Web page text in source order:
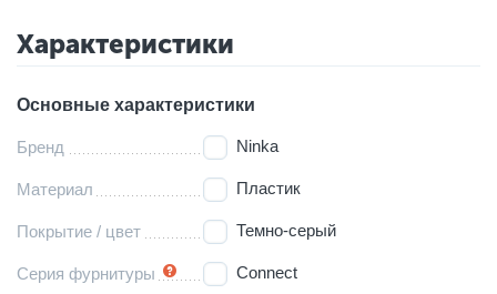
Характеристики
Основные характеристики
Бренд Ninka
Материал Пластик
Покрытие / цвет Темно-серый
Серия фурнитуры Connect